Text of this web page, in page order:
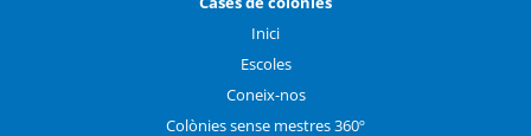
Inici
Escoles
Coneix-nos
Colònies sense mestres 360º